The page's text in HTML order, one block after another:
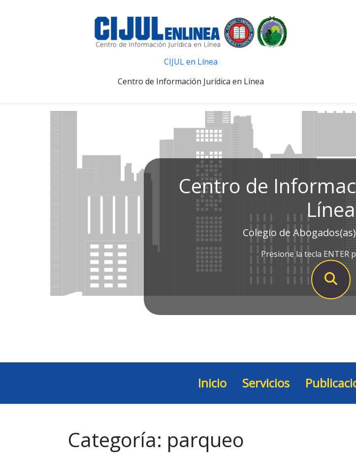
CIJUL en Línea
Centro de Información Jurídica en Línea
Centro de
Línea
Colegio de
Presione la tecla ENTER
Inicio Servicios
Categoría: parqueo